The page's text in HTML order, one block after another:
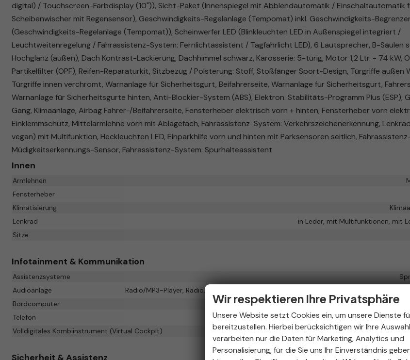
digital) / Touchscreen-Farbdisplay (10")), Sicht-Paket (Innenspiegel mit Abblendautomatik / Einschaltautomatik
Scheibenwischer mit Regensensor), Geschwindigkeits-Regelanlage (Tempomat) inkl. Geschwindigkeits-
(Geschwindigkeits-Regelanlage (Tempomat)), Scheinwerfer LED (Blinkleuchten LED in Außenspiegel integriert /
Leuchtweitenregelung / Fahrassistenz-System: Fernlichtassistent / Tagfahrlicht LED), 6 Lautsprecher, B-Säulen
Hochglanz (außen), Dach Kontrast-Lackierung, Dachhimmel schwarz, Karosserie: 5-türig, Motor 1,2 Ltr. - 74 kW,
Partikelfilter (OPF), Reifen-Reparaturkit, Sitzbezug / Polsterung: Stoff, Stoßfänger Sport-Design, Türgriffe außen
Türgriffe innen verchromt, Warnanlage für Sicherheitsgurt, Beifahrerseite, Warnanlage für Sicherheitsgurt,
Warnanlage für Sicherheitsgurte hinten, Anti-Blockier-System (ABS), Elektron. Stabilitäts-Programm Plus (ESP),
Gang, Klimaanlage, Airbag Fahrer-/Beifahrerseite, Fensterheber elektrisch vorn + hinten, Fensterheber vorn
Einklemmschutz, Mittelarmlehne vorn mit Ablagefach, Fahrassistenz-System: Verkehrszeichenerkennung,
vegan) mit Multifunktion, Heckleuchten LED, Einparkhilfe vorn und hinten mit Parksensoren seitlich,
Müdigkeitserkennungs-Sensor, Fahrassistenz-System: Spurhalteassistent
Innen
Armlehnen
Fensterheber
Klimatisierung
Lenkrad
in Leder, mit Multifunktionen, mit
Sitze
Infotainment & Kommunikation
Assistenzsysteme
Audioanlage
Radio/MP3-Player, Radio, Schnittstelle USB, Digitalradio DAB, Android Auto, Apple
Bordcomputer
Telefon
Volldigitales Kombiinstrument (Virtual Cockpit)
Sicherheit & Assistenz
Wir respektieren Ihre Privatsphäre
Unsere Website setzt Cookies ein, um unsere Dienste
bereitzustellen. Hierbei berücksichtigen wir Ihre
verarbeiten nur die Daten für Marketing, Analytics und
Personalisierung, für die Sie uns Ihr Einverständnis